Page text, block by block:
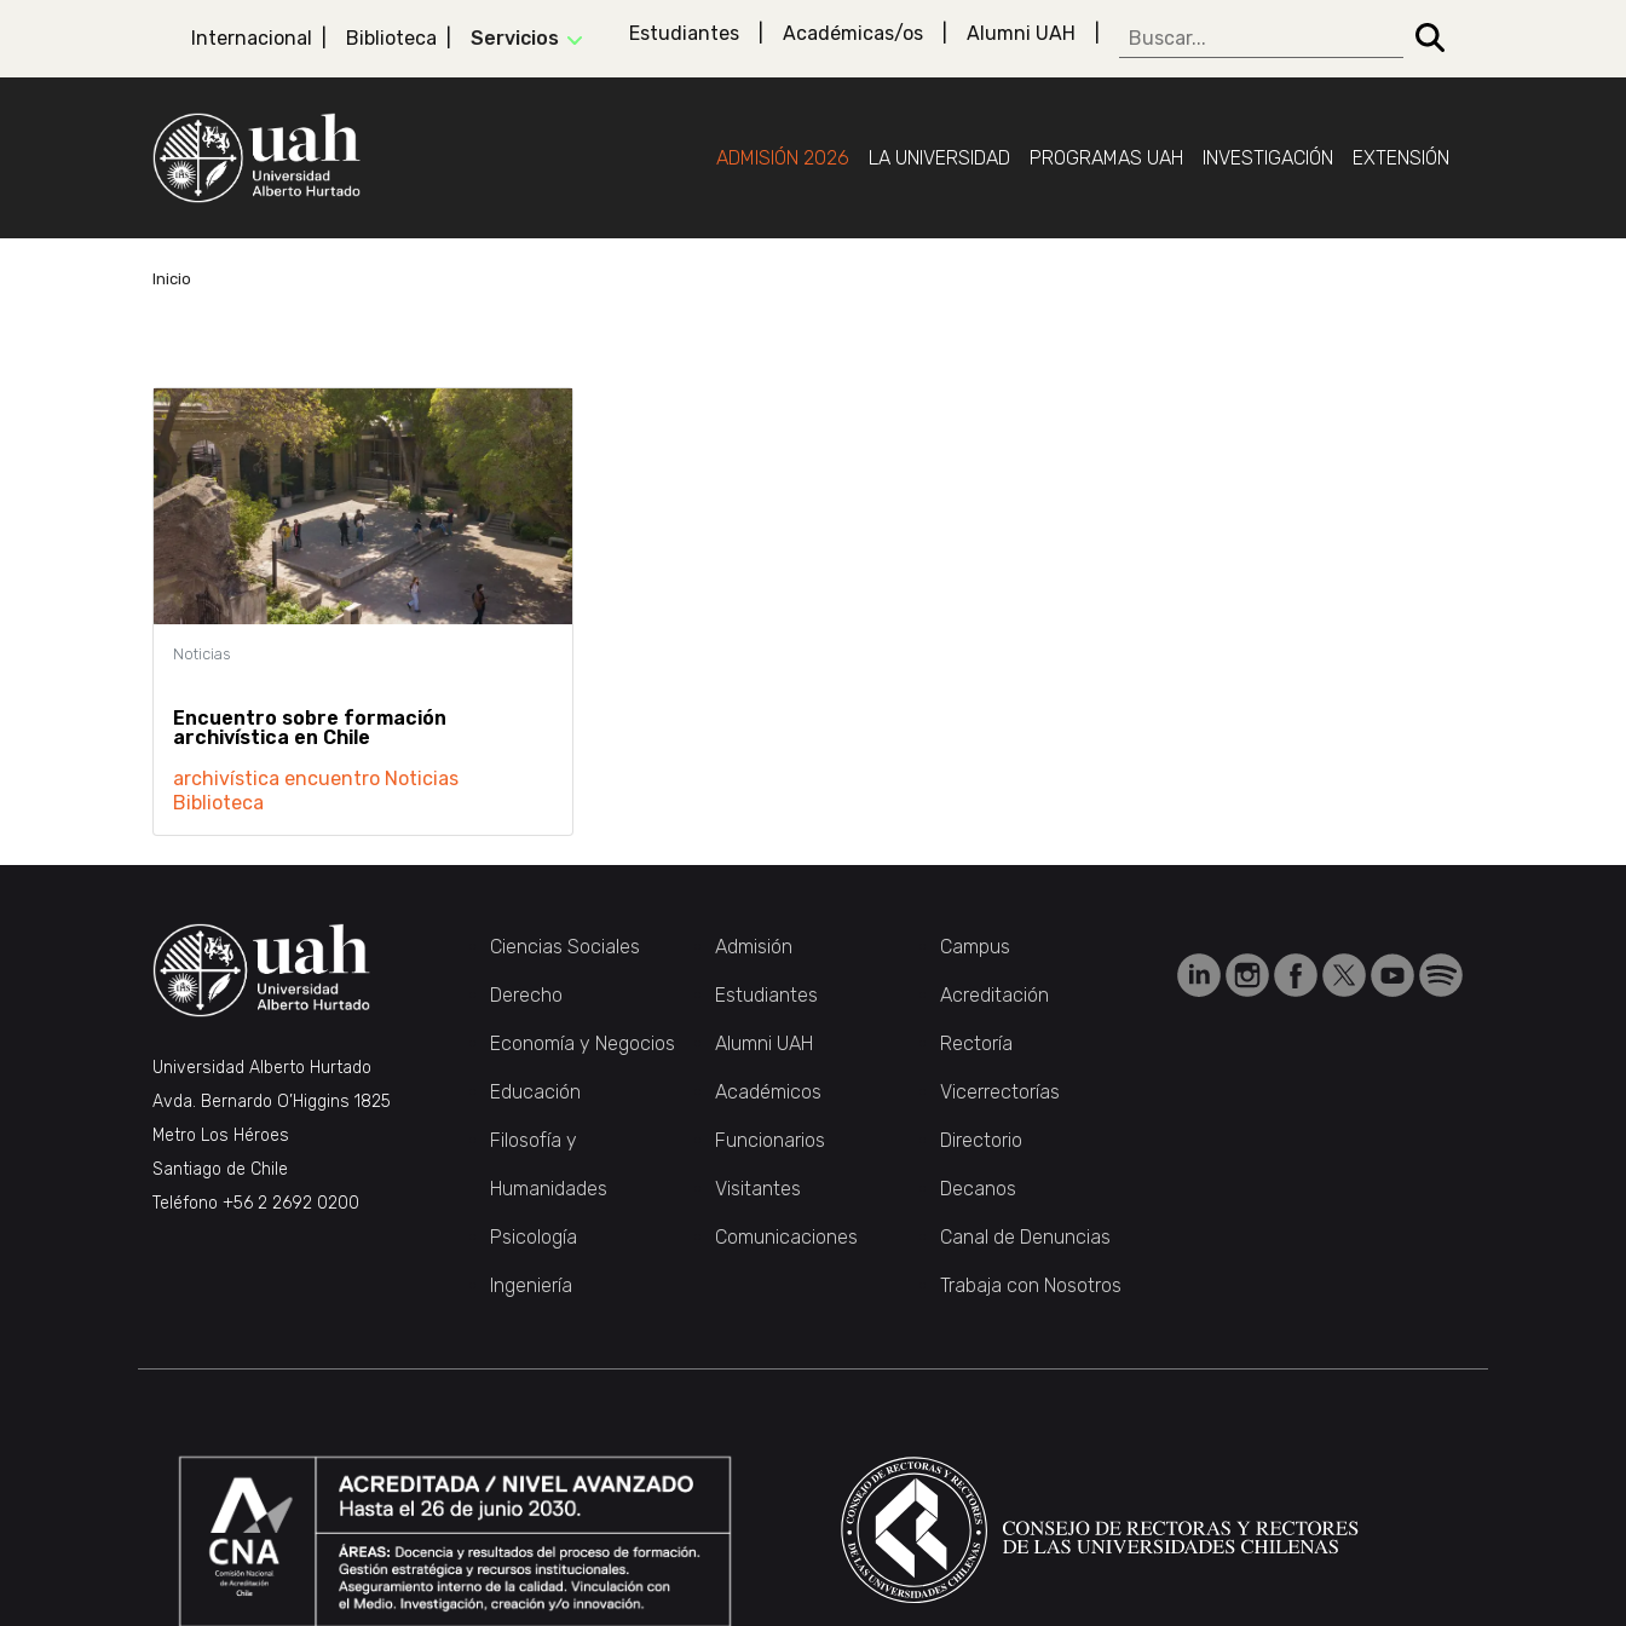
Internacional Biblioteca Servicios Estudiantes Académicas/os Alumni UAH
ADMISIÓN 2026 LA UNIVERSIDAD PROGRAMAS UAH INVESTIGACIÓN EXTENSIÓN
Inicio
Encuentro sobre formación
archivística en Chile
archivística encuentro Noticias
Biblioteca
Universidad Alberto Hurtado
Avda. Bernardo O’Higgins 1825
Metro Los Héroes
Santiago de Chile
Teléfono +56 2 2692 0200
Ciencias Sociales
Derecho
Economía y Negocios
Educación
Filosofía y
Humanidades
Psicología
Ingeniería
Admisión
Estudiantes
Alumni UAH
Académicos
Funcionarios
Visitantes
Comunicaciones
Campus
Acreditación
Rectoría
Vicerrectorías
Directorio
Decanos
Canal de Denuncias
Trabaja con Nosotros